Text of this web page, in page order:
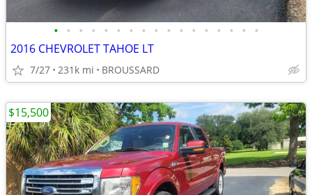
• • • • • • • • • • • • • • • • •
2016 CHEVROLET TAHOE LT
7/27 231k mi BROUSSARD
$15,500